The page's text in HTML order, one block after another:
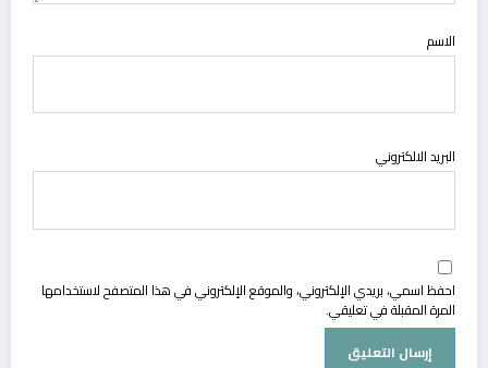
الاسم
البريد الالكتروني
احفظ اسمي، بريدي الإلكتروني، والموقع الإلكتروني في هذا المتصفح لاستخدامها
المرة المقبلة في تعليقي.